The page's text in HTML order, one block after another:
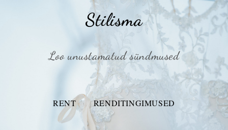
Stilisma
Loo unustamatud sündmused
RENT RENDITINGIMUSED